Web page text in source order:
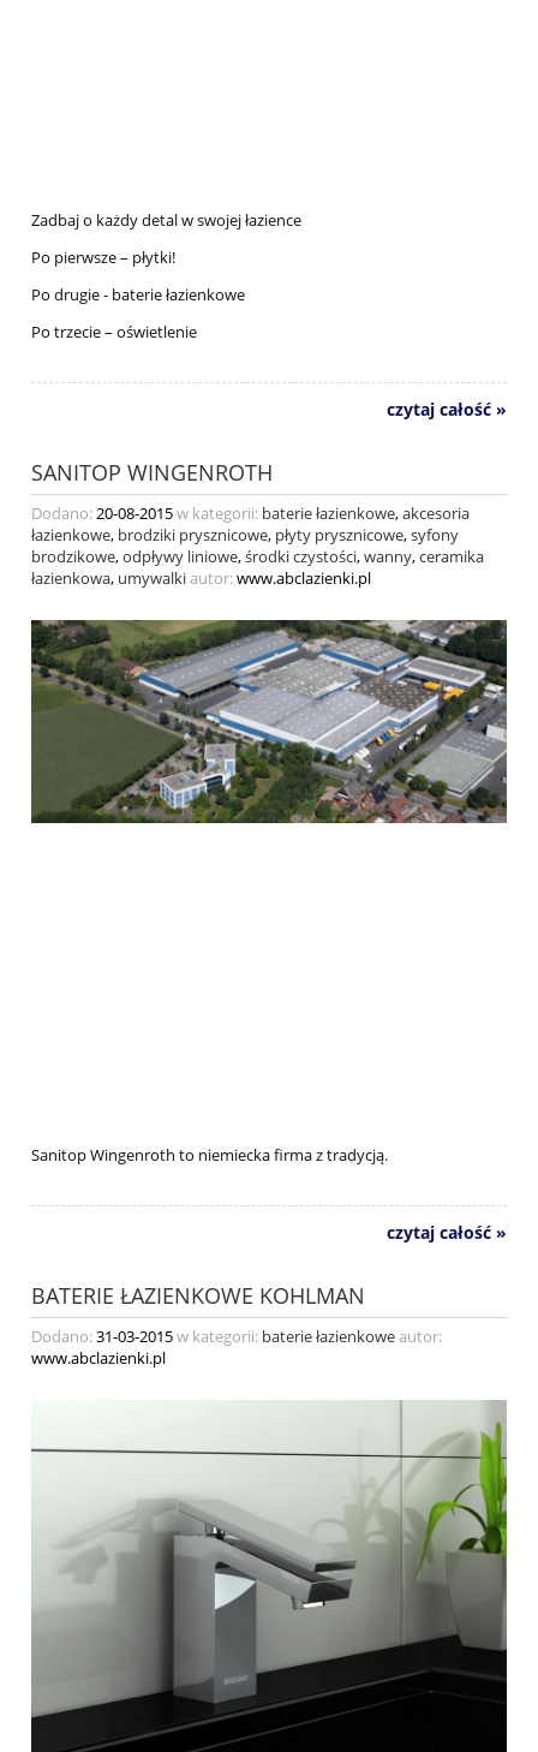
Zadbaj o każdy detal w swojej łazience
Po pierwsze – płytki!
Po drugie - baterie łazienkowe
Po trzecie – oświetlenie
czytaj całość »
SANITOP WINGENROTH
Dodano:20-08-2015w kategorii: baterie łazienkowe,akcesoria
łazienkowe, brodziki prysznicowe, płyty prysznicowe,syfony
brodzikowe,odpływy liniowe,środki czystości,wanny,ceramika
łazienkowa, umywalkiautor:www.abclazienki.pl
Sanitop Wingenroth to niemiecka firma z tradycją.
czytaj całość »
BATERIE ŁAZIENKOWE KOHLMAN
Dodano:31-03-2015w kategorii: baterie łazienkoweautor:
www.abclazienki.pl